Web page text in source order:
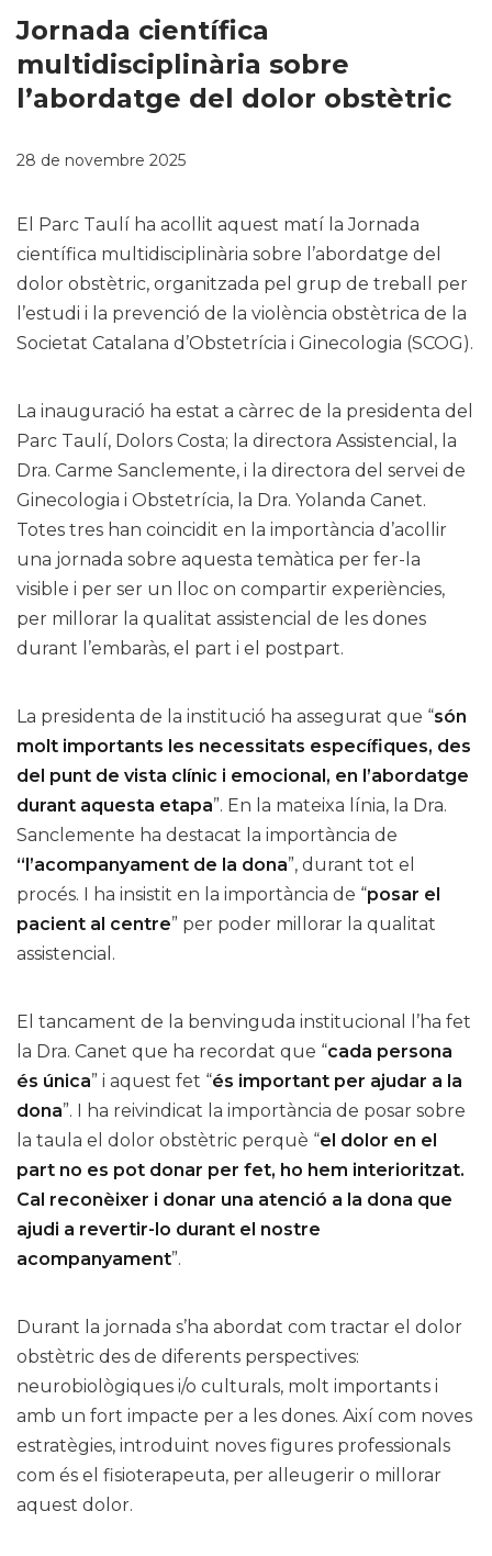
Jornada científica
multidisciplinària sobre
l’abordatge del dolor obstètric
28 de novembre 2025
El Parc Taulí ha acollit aquest matí la Jornada
científica multidisciplinària sobre l’abordatge del
dolor obstètric, organitzada pel grup de treball per
l’estudi i la prevenció de la violència obstètrica de la
Societat Catalana d’Obstetrícia i Ginecologia (SCOG).
La inauguració ha estat a càrrec de la presidenta del
Parc Taulí, Dolors Costa; la directora Assistencial, la
Dra. Carme Sanclemente, i la directora del servei de
Ginecologia i Obstetrícia, la Dra. Yolanda Canet.
Totes tres han coincidit en la importància d’acollir
una jornada sobre aquesta temàtica per fer-la
visible i per ser un lloc on compartir experiències,
per millorar la qualitat assistencial de les dones
durant l’embaràs, el part i el postpart.
La presidenta de la institució ha assegurat que “són
molt importants les necessitats específiques, des
del punt de vista clínic i emocional, en l’abordatge
durant aquesta etapa”. En la mateixa línia, la Dra.
Sanclemente ha destacat la importància de
“l’acompanyament de la dona”, durant tot el
procés. I ha insistit en la importància de “posar el
pacient al centre” per poder millorar la qualitat
assistencial.
El tancament de la benvinguda institucional l’ha fet
la Dra. Canet que ha recordat que “cada persona
és única” i aquest fet “és important per ajudar a la
dona”. I ha reivindicat la importància de posar sobre
la taula el dolor obstètric perquè “el dolor en el
part no es pot donar per fet, ho hem interioritzat.
Cal reconèixer i donar una atenció a la dona que
ajudi a revertir-lo durant el nostre
acompanyament”.
Durant la jornada s’ha abordat com tractar el dolor
obstètric des de diferents perspectives:
neurobiològiques i/o culturals, molt importants i
amb un fort impacte per a les dones. Així com noves
estratègies, introduint noves figures professionals
com és el fisioterapeuta, per alleugerir o millorar
aquest dolor.